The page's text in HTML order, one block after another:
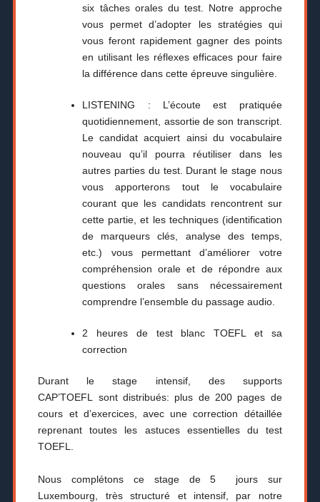
six tâches orales du test. Notre approche
vous permet d’adopter les stratégies qui
vous feront rapidement gagner des points
en utilisant les réflexes efficaces pour faire
la différence dans cette épreuve singulière.
LISTENING : L’écoute est pratiquée
quotidiennement, assortie de son transcript.
Le candidat acquiert ainsi du vocabulaire
nouveau qu’il pourra réutiliser dans les
autres parties du test. Durant le stage nous
vous apporterons tout le vocabulaire
courant que les candidats rencontrent sur
cette partie, et les techniques (identification
de marqueurs clés, analyse des temps,
etc.) vous permettant d’améliorer votre
compréhension orale et de répondre aux
questions orales sans nécessairement
comprendre l’ensemble du passage audio.
2 heures de test blanc TOEFL et sa
correction
Durant le stage intensif, des supports
CAP’TOEFL sont distribués: plus de 200 pages de
cours et d’exercices, avec une correction détaillée
reprenant toutes les astuces essentielles du test
TOEFL.
Nous complétons ce stage de 5 jours sur
Luxembourg, très structuré et intensif, par notre